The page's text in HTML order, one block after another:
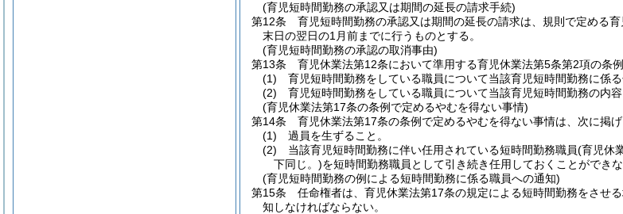
(育児短時間勤務の承認又は期間の延長の請求手続)
第12条
育児短時間勤務の承認又は期間の延長の請求は、規則で定める
末日の翌日の1月前までに行うものとする。
(育児短時間勤務の承認の取消事由)
第13条
育児休業法第12条において準用する育児休業法第5条第2項の条
(1)
育児短時間勤務をしている職員について当該育児短時間勤務に係
(2)
育児短時間勤務をしている職員について当該育児短時間勤務の内
(育児休業法第17条の条例で定めるやむを得ない事情)
第14条
育児休業法第17条の条例で定めるやむを得ない事情は、次に掲げ
(1)
過員を生ずること。
(2)
当該育児短時間勤務に伴い任用されている短時間勤務職員(育児休
下同じ。)を短時間勤務職員として引き続き任用しておくことができな
(育児短時間勤務の例による短時間勤務に係る職員への通知)
第15条
任命権者は、育児休業法第17条の規定による短時間勤務をさせ
知しなければならない。